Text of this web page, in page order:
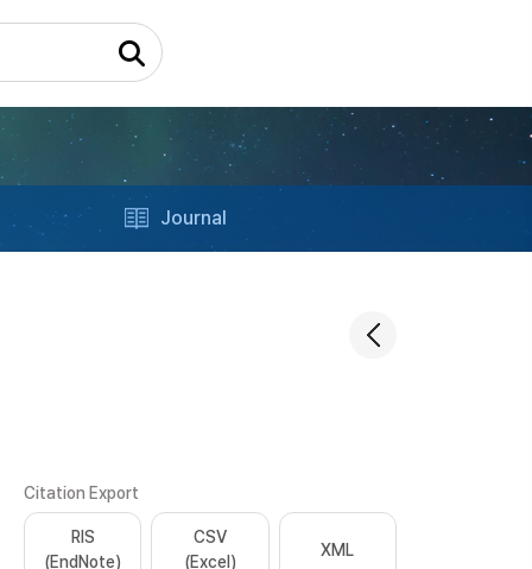
Journal
Citation Export
RIS
(EndNote)
CSV
(Excel)
XML